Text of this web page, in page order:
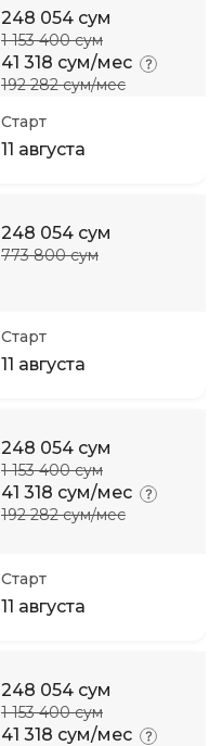
248 054 сум
1 153 400 сум
41 318 сум/мес
192 282 сум/мес
Старт
11 августа
248 054 сум
773 800 сум
Старт
11 августа
248 054 сум
1 153 400 сум
41 318 сум/мес
192 282 сум/мес
Старт
11 августа
248 054 сум
1 153 400 сум
41 318 сум/мес